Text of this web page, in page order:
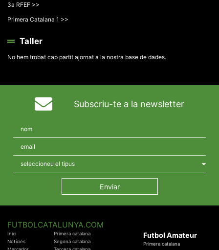
3a RFEF >>
Primera Catalana 1 >>
Taller
No hem trobat cap partit ajornat a la nostra base de dades.
Subscriu-te a la newsletter
FUTBOLCATALUNYA.COM
Inici
Notícies
Primera catalana
Segona catalana
Futbol Amateur
Primera catalana